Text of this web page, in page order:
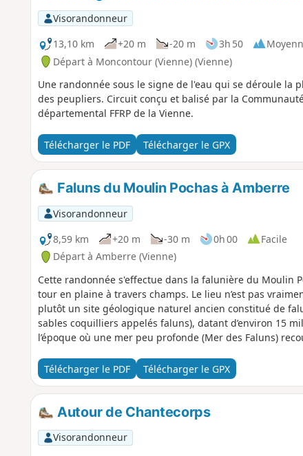
Visorandonneur
13,10 km
+20 m -20 m 3h 50
Départ à Moncontour (Vienne) (Vienne)
Une randonnée sous le signe de l'eau qui se déroule la
des peupliers. Circuit conçu et balisé par la
départemental FFRP de la Vienne.
Télécharger le PDF Télécharger le GPX
Faluns du Moulin Pochas à Amberre
Visorandonneur
8,59 km
+20 m -30 m 0h 00
Facile
Départ à Amberre (Vienne)
Cette randonnée s'effectue dans la falunière du Moulin
tour en plaine à travers champs. Le lieu n’est pas
plutôt un site géologique naturel ancien constitué de
sables coquilliers appelés faluns), datant d’environ 15
l’époque où une mer peu profonde (Mer des Faluns)
Télécharger le PDF
Télécharger le GPX
Autour de Chantecorps
Visorandonneur